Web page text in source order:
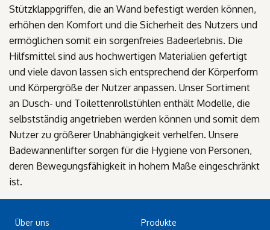
Stützklappgriffen, die an Wand befestigt werden können,
erhöhen den Komfort und die Sicherheit des Nutzers und
ermöglichen somit ein sorgenfreies Badeerlebnis. Die
Hilfsmittel sind aus hochwertigen Materialien gefertigt
und viele davon lassen sich entsprechend der Körperform
und Körpergröße der Nutzer anpassen. Unser Sortiment
an Dusch- und Toilettenrollstühlen enthält Modelle, die
selbstständig angetrieben werden können und somit dem
Nutzer zu größerer Unabhängigkeit verhelfen. Unsere
Badewannenlifter sorgen für die Hygiene von Personen,
deren Bewegungsfähigkeit in hohem Maße eingeschränkt
ist.
Über uns
Produkte